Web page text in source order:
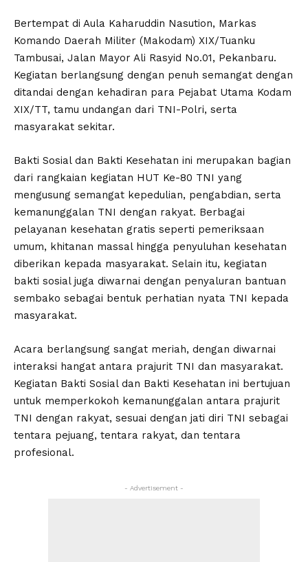
Bertempat di Aula Kaharuddin Nasution, Markas
Komando Daerah Militer (Makodam) XIX/Tuanku
Tambusai, Jalan Mayor Ali Rasyid No.01, Pekanbaru.
Kegiatan berlangsung dengan penuh semangat dengan
ditandai dengan kehadiran para Pejabat Utama Kodam
XIX/TT, tamu undangan dari TNI-Polri, serta
masyarakat sekitar.
Bakti Sosial dan Bakti Kesehatan ini merupakan bagian
dari rangkaian kegiatan HUT Ke-80 TNI yang
mengusung semangat kepedulian, pengabdian, serta
kemanunggalan TNI dengan rakyat. Berbagai
pelayanan kesehatan gratis seperti pemeriksaan
umum, khitanan massal hingga penyuluhan kesehatan
diberikan kepada masyarakat. Selain itu, kegiatan
bakti sosial juga diwarnai dengan penyaluran bantuan
sembako sebagai bentuk perhatian nyata TNI kepada
masyarakat.
Acara berlangsung sangat meriah, dengan diwarnai
interaksi hangat antara prajurit TNI dan masyarakat.
Kegiatan Bakti Sosial dan Bakti Kesehatan ini bertujuan
untuk memperkokoh kemanunggalan antara prajurit
TNI dengan rakyat, sesuai dengan jati diri TNI sebagai
tentara pejuang, tentara rakyat, dan tentara
profesional.
- Advertisement -